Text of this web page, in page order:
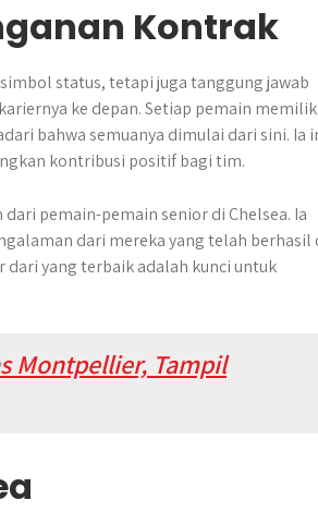
Kontrak
status, tetapi juga tanggung jawab
ke depan. Setiap pemain
bahwa semuanya dimulai dari sini. Ia
kontribusi positif bagi tim.
pemain-pemain senior di Chelsea. Ia
dari mereka yang telah berhasil
dari yang terbaik adalah kunci untuk
Montpellier, Tampil